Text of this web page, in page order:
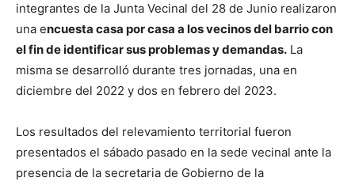
integrantes de la Junta Vecinal del 28 de Junio realizaron
una encuesta casa por casa a los vecinos del barrio con
el fin de identificar sus problemas y demandas. La
misma se desarrolló durante tres jornadas, una en
diciembre del 2022 y dos en febrero del 2023.
Los resultados del relevamiento territorial fueron
presentados el sábado pasado en la sede vecinal ante la
presencia de la secretaria de Gobierno de la